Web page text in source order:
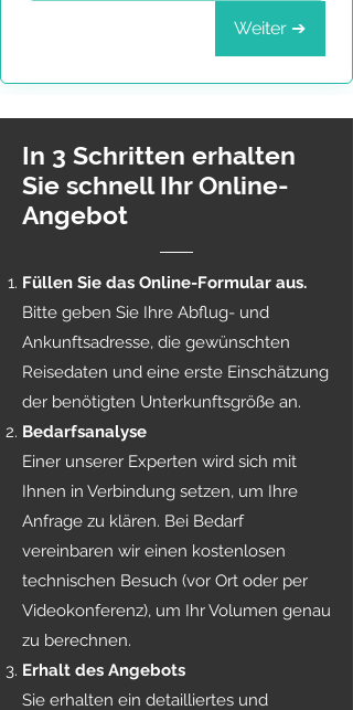
Weiter ➔
In 3 Schritten erhalten
Sie schnell Ihr Online-
Angebot
Füllen Sie das Online-Formular aus.
Bitte geben Sie Ihre Abflug- und
Ankunftsadresse, die gewünschten
Reisedaten und eine erste Einschätzung
der benötigten Unterkunftsgröße an.
Bedarfsanalyse
Einer unserer Experten wird sich mit
Ihnen in Verbindung setzen, um Ihre
Anfrage zu klären. Bei Bedarf
vereinbaren wir einen kostenlosen
technischen Besuch (vor Ort oder per
Videokonferenz), um Ihr Volumen genau
zu berechnen.
Erhalt des Angebots
Sie erhalten ein detailliertes und